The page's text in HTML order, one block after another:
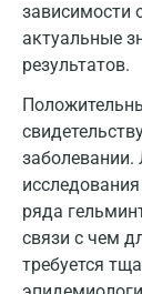
зависимости
актуальные
результатов.
ряда
связи с чем
требуется